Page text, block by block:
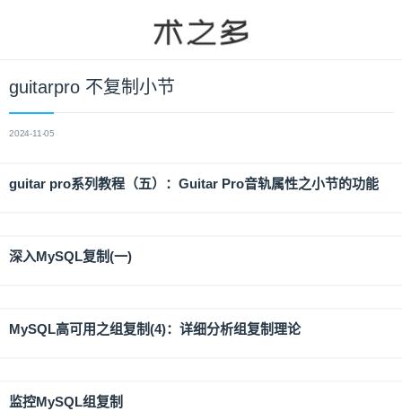
guitarpro 不复制小节
2024-11-05
guitar pro系列教程（五）：Guitar Pro音轨属性之小节的功能
深入MySQL复制(一)
MySQL高可用之组复制(4)：详细分析组复制理论
监控MySQL组复制